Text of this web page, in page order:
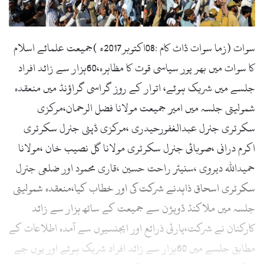
l
سوات (زما سوات ڈاٹ کام :08اکتوبر2017ء )جمیعت علمائے اسلام
کا سوات میں بھر پور سیاسی قوت کا مظاہرہ،60ہزار سے زائد افراد
جلسے میں شریک ہوئے، اتوار کے روز گراسی گراؤنڈ میں منعقدہ
شمولیتی جلسہ میں امیر جمیعت مولانا فضل الرحمان،مرکزی
سکرٹری جنرل عبدالغفورحیدری ،مرکزی ڈپٹی جنرل سکرٹری
اکرم درانی ،صوبائی جنرل سکرٹری مولانا گل نصیب خان ،مولانا
حمیداللہ دیروی ،سنیٹر راحت حسین ،قاری محمود اور ضلعی جنرل
سکرٹری اسحاق ذاہدنے شرکت کی اور خطاب کیا،منعقدہ شمولیتی
جلسہ میں ملاکنڈ ڈویژن سے جمیعت کے ساٹھ ہزار سے زائد
کارکنان نے شرکت،پارٹی ذرائع اور ایجنسیوں سے آمدہ اطلاعات کے
مطابق جلسے میں 60ہزار سے زائد افراد شریک ہوئے اور یوں جے